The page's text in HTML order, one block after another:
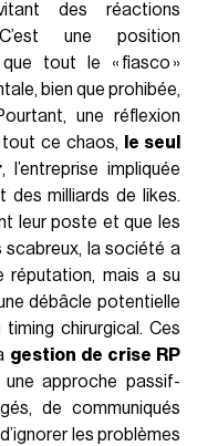
des réactions
une position
tout le « fiasco »
bien que prohibée,
une réflexion
tout ce chaos,
le seul
, l’entreprise impliquée
des milliards de likes.
leur poste et que les
scabreux, la société a
réputation, mais a su
débâcle potentielle
timing chirurgical. Ces
gestion de crise RP
une approche passif-
de communiqués
les problèmes